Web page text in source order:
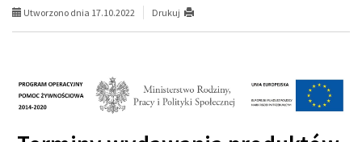
Utworzono dnia 17.10.2022 Drukuj